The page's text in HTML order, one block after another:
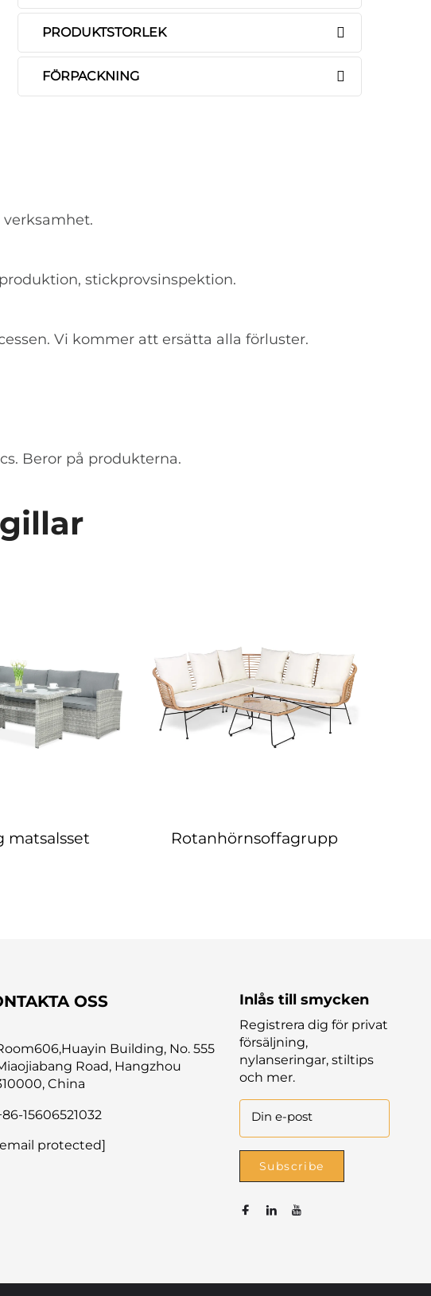
PRODUKTSTORLEK
FÖRPACKNING
stickprovsinspektion.
Vi kommer att ersätta alla förluster.
Beror på produkterna.
matsalsset Rotanhörnsoffagrupp
OSS
Building, No. 555
Road, Hangzhou
China
15606521032
protected]
Inlås till smycken
Registrera dig för privat
försäljning,
nylanseringar, stiltips
och mer.
Din e-post
Subscribe